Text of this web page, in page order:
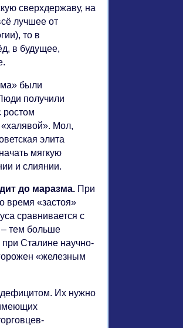
сверхдержаву, на
лучшее от
то в
в будущее,
были
получили
ростом
«халявой». Мол,
элита
мягкую
и слиянии.
до маразма. При
время «застоя»
сравнивается с
– тем больше
при Сталине научно-
«железным
Их нужно